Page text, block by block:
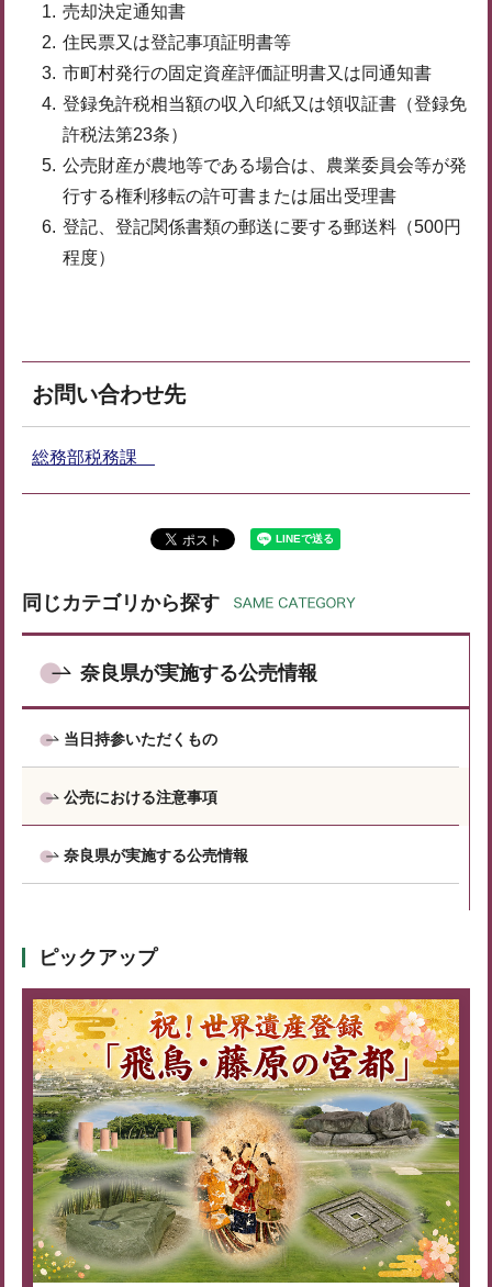
売却決定通知書
住民票又は登記事項証明書等
市町村発行の固定資産評価証明書又は同通知書
登録免許税相当額の収入印紙又は領収証書（登録免
許税法第23条）
公売財産が農地等である場合は、農業委員会等が発
行する権利移転の許可書または届出受理書
登記、登記関係書類の郵送に要する郵送料（500円
程度）
お問い合わせ先
総務部税務課
同じカテゴリから探す
奈良県が実施する公売情報
当日持参いただくもの
公売における注意事項
奈良県が実施する公売情報
ピックアップ